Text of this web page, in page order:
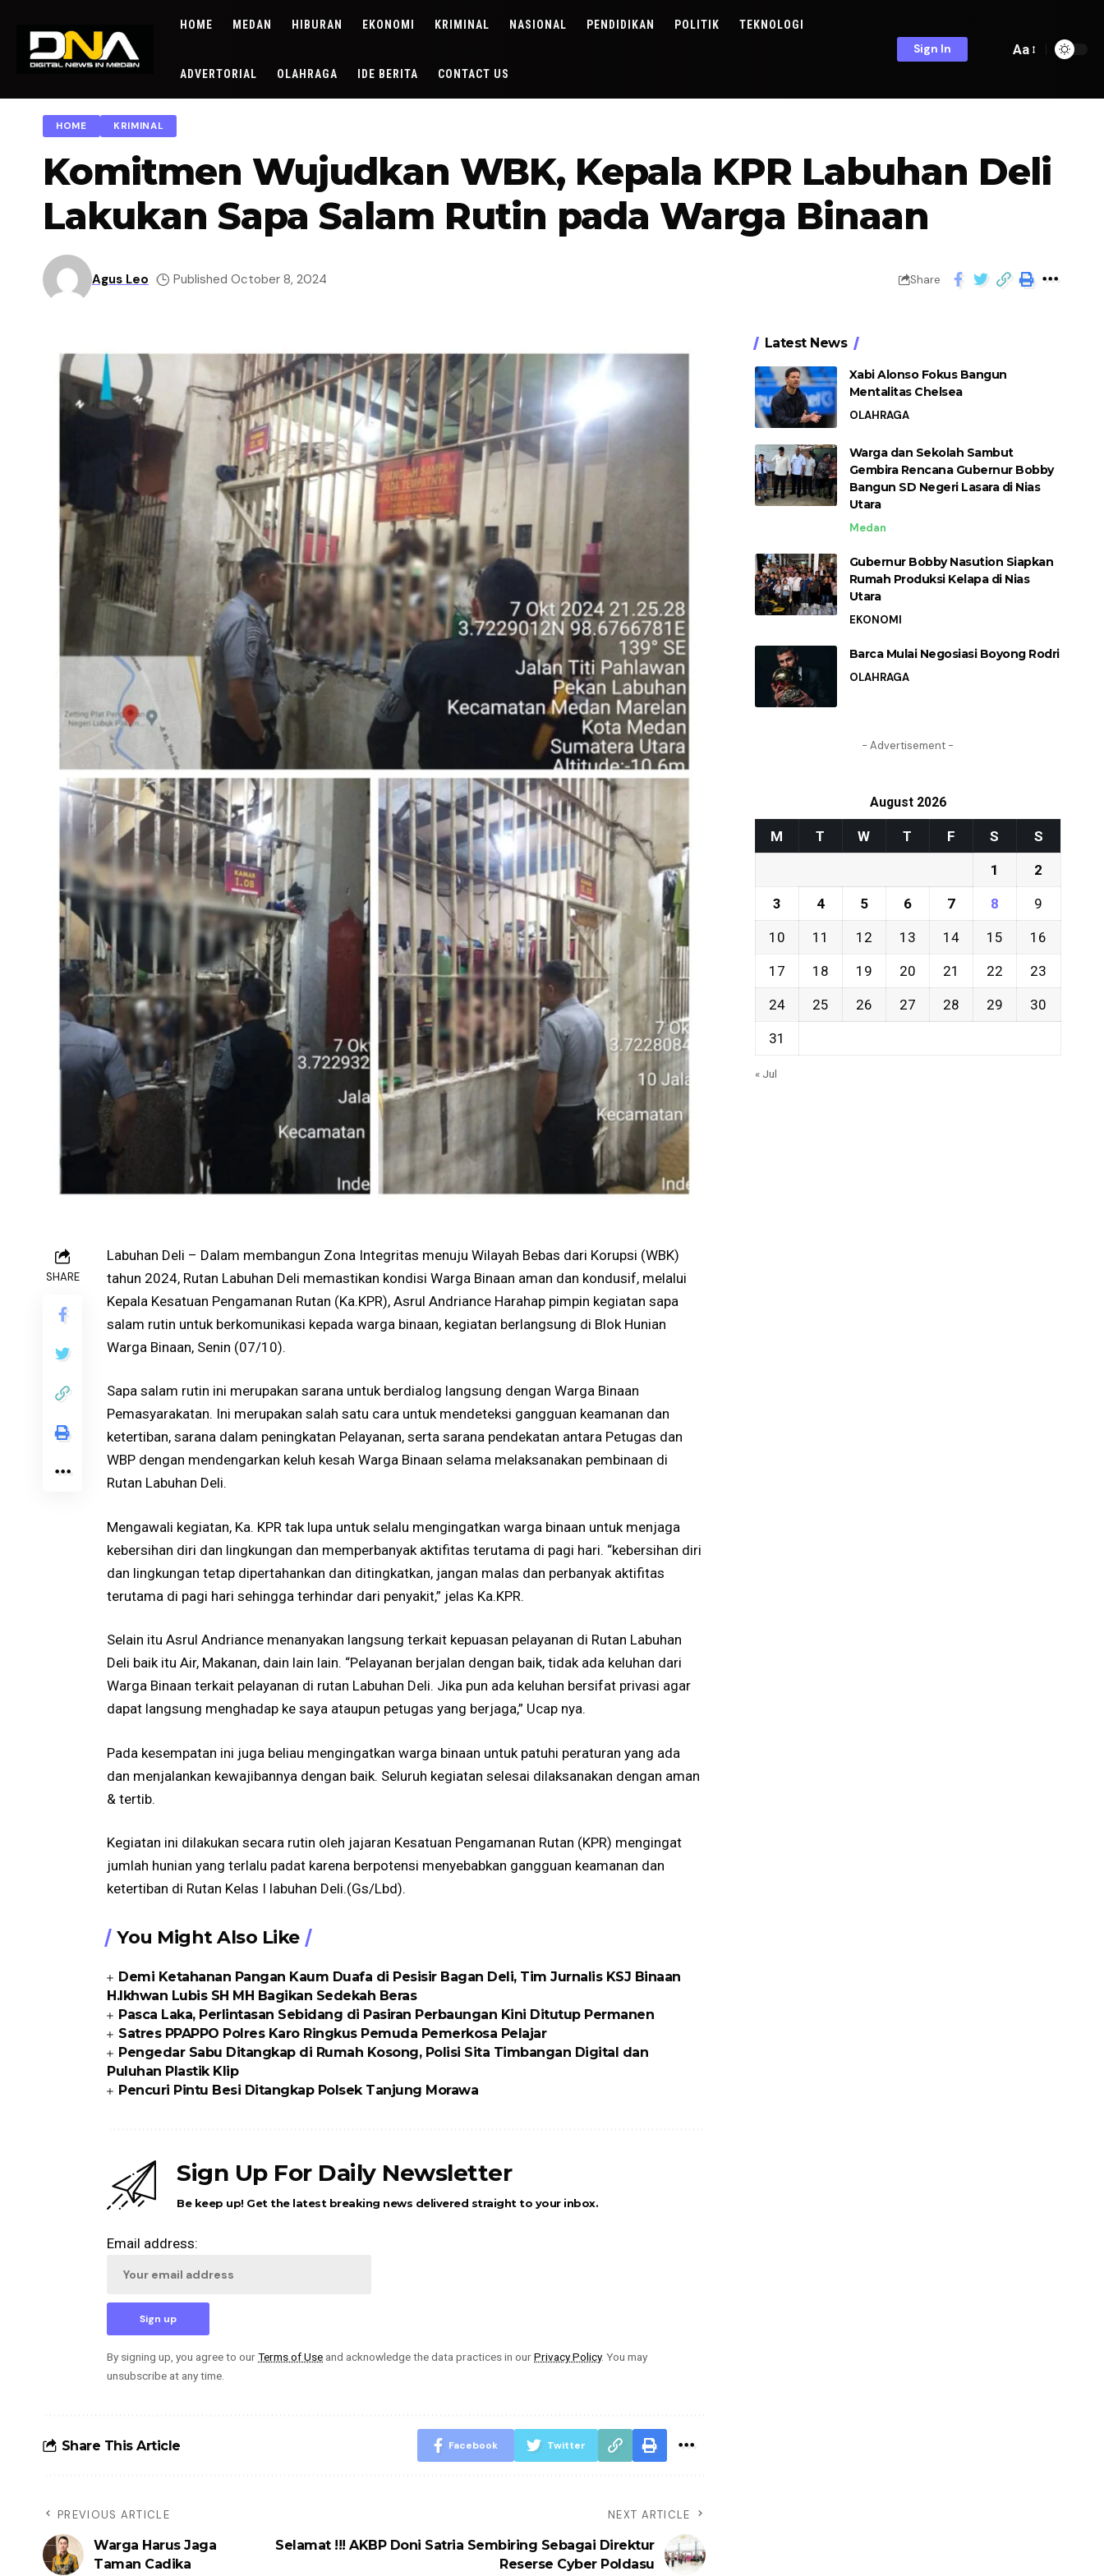
HOME MEDAN HIBURAN EKONOMI KRIMINAL NASIONAL PENDIDIKAN POLITIK TEKNOLOGI
ADVERTORIAL OLAHRAGA IDE BERITA CONTACT US
Sign In Aa
HOME KRIMINAL
Komitmen Wujudkan WBK, Kepala KPR Labuhan Deli
Lakukan Sapa Salam Rutin pada Warga Binaan
Agus Leo Published October 8, 2024 Share
SHARE
Labuhan Deli – Dalam membangun Zona Integritas menuju Wilayah Bebas dari Korupsi (WBK)
tahun 2024, Rutan Labuhan Deli memastikan kondisi Warga Binaan aman dan kondusif, melalui
Kepala Kesatuan Pengamanan Rutan (Ka.KPR), Asrul Andriance Harahap pimpin kegiatan sapa
salam rutin untuk berkomunikasi kepada warga binaan, kegiatan berlangsung di Blok Hunian
Warga Binaan, Senin (07/10).
Sapa salam rutin ini merupakan sarana untuk berdialog langsung dengan Warga Binaan
Pemasyarakatan. Ini merupakan salah satu cara untuk mendeteksi gangguan keamanan dan
ketertiban, sarana dalam peningkatan Pelayanan, serta sarana pendekatan antara Petugas dan
WBP dengan mendengarkan keluh kesah Warga Binaan selama melaksanakan pembinaan di
Rutan Labuhan Deli.
Mengawali kegiatan, Ka. KPR tak lupa untuk selalu mengingatkan warga binaan untuk menjaga
kebersihan diri dan lingkungan dan memperbanyak aktifitas terutama di pagi hari. “kebersihan diri
dan lingkungan tetap dipertahankan dan ditingkatkan, jangan malas dan perbanyak aktifitas
terutama di pagi hari sehingga terhindar dari penyakit,” jelas Ka.KPR.
Selain itu Asrul Andriance menanyakan langsung terkait kepuasan pelayanan di Rutan Labuhan
Deli baik itu Air, Makanan, dain lain lain. “Pelayanan berjalan dengan baik, tidak ada keluhan dari
Warga Binaan terkait pelayanan di rutan Labuhan Deli. Jika pun ada keluhan bersifat privasi agar
dapat langsung menghadap ke saya ataupun petugas yang berjaga,” Ucap nya.
Pada kesempatan ini juga beliau mengingatkan warga binaan untuk patuhi peraturan yang ada
dan menjalankan kewajibannya dengan baik. Seluruh kegiatan selesai dilaksanakan dengan aman
& tertib.
Kegiatan ini dilakukan secara rutin oleh jajaran Kesatuan Pengamanan Rutan (KPR) mengingat
jumlah hunian yang terlalu padat karena berpotensi menyebabkan gangguan keamanan dan
ketertiban di Rutan Kelas I labuhan Deli.(Gs/Lbd).
You Might Also Like
Demi Ketahanan Pangan Kaum Duafa di Pesisir Bagan Deli, Tim Jurnalis KSJ Binaan
H.Ikhwan Lubis SH MH Bagikan Sedekah Beras
Pasca Laka, Perlintasan Sebidang di Pasiran Perbaungan Kini Ditutup Permanen
Satres PPAPPO Polres Karo Ringkus Pemuda Pemerkosa Pelajar
Pengedar Sabu Ditangkap di Rumah Kosong, Polisi Sita Timbangan Digital dan
Puluhan Plastik Klip
Pencuri Pintu Besi Ditangkap Polsek Tanjung Morawa
Sign Up For Daily Newsletter
Be keep up! Get the latest breaking news delivered straight to your inbox.
Email address:
By signing up, you agree to ourTerms of Use and acknowledge the data practices in ourPrivacy Policy. You may
unsubscribe at any time.
Share This Article Facebook Twitter
PREVIOUS ARTICLE
Warga Harus Jaga
Taman Cadika
NEXT ARTICLE
Selamat !!! AKBP Doni Satria Sembiring Sebagai Direktur
Reserse Cyber Poldasu
Latest News
Xabi Alonso Fokus Bangun
Mentalitas Chelsea
OLAHRAGA
Warga dan Sekolah Sambut
Gembira Rencana Gubernur Bobby
Bangun SD Negeri Lasara di Nias
Utara
Medan
Gubernur Bobby Nasution Siapkan
Rumah Produksi Kelapa di Nias
Utara
EKONOMI
Barca Mulai Negosiasi Boyong Rodri
OLAHRAGA
- Advertisement -
August 2026
M T W T F S S
1 2
3 4 5 6 7 8 9
10 11 12 13 14 15 16
17 18 19 20 21 22 23
24 25 26 27 28 29 30
31
« Jul